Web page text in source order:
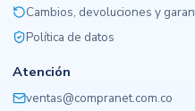
Cambios, devoluciones y
Política de datos
Atención
ventas@compranet.com.co